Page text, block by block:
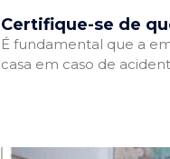
Certifique-se de
É fundamental que a
casa em caso de